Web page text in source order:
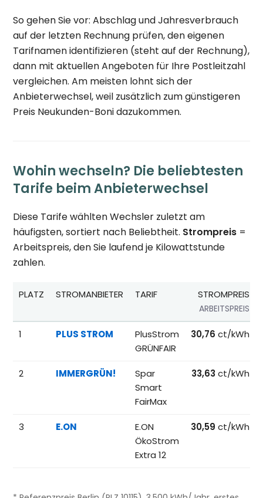
So gehen Sie vor: Abschlag und Jahresverbrauch
auf der letzten Rechnung prüfen, den eigenen
Tarifnamen identifizieren (steht auf der Rechnung),
dann mit aktuellen Angeboten für Ihre Postleitzahl
vergleichen. Am meisten lohnt sich der
Anbieterwechsel, weil zusätzlich zum günstigeren
Preis Neukunden-Boni dazukommen.
Wohin wechseln? Die beliebtesten
Tarife beim Anbieterwechsel
Diese Tarife wählten Wechsler zuletzt am
häufigsten, sortiert nach Beliebtheit. Strompreis =
Arbeitspreis, den Sie laufend je Kilowattstunde
zahlen.
Beliebteste Tarife beim Anbieterwechsel;
PLATZ STROMANBIETER TARIF STROMPREIS
ARBEITSPREIS
1 PLUS STROM
PlusStrom
GRÜNFAIR
30,76 ct/kWh
2 IMMERGRÜN!
Spar
Smart
FairMax
33,63 ct/kWh
3 E.ON
E.ON
ÖkoStrom
Extra 12
30,59 ct/kWh